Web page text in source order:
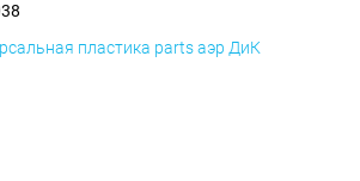
пластика parts аэр ДиК